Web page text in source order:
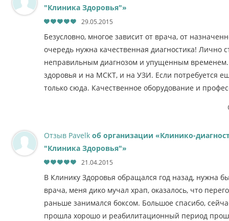
"Клиника Здоровья"»
29.05.2015
Безусловно, многое зависит от врача, от
очередь нужна качественная диагностика! Лично
неправильным диагнозом и упущенным временем.
здоровья и на МСКТ, и на УЗИ. Если потребуется
только сюда. Качественное оборудование и
Отзыв Pavelk об организации «Клинико-
"Клиника Здоровья"»
21.04.2015
В Клинику Здоровья обращался год назад, нужна
врача, меня дико мучал храп, оказалось, что
раньше занимался боксом. Большое спасибо,
прошла хорошо и реабилитационный период